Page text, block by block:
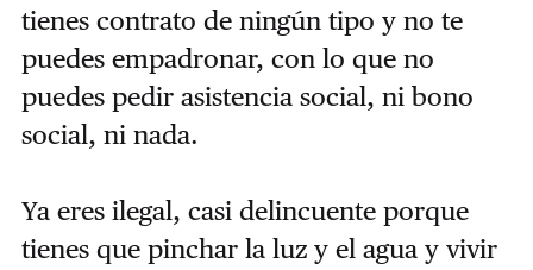
tienes contrato de ningún tipo y no te
puedes empadronar, con lo que no
puedes pedir asistencia social, ni bono
social, ni nada.
Ya eres ilegal, casi delincuente porque
tienes que pinchar la luz y el agua y vivir